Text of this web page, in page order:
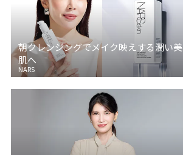
朝クレンジングでメイク映えする潤い美
肌へ
NARS